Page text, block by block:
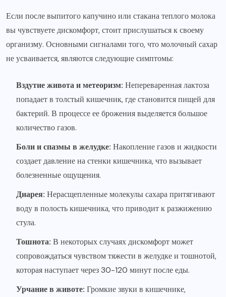
Если после выпитого капучино или стакана теплого молока
вы чувствуете дискомфорт, стоит прислушаться к своему
организму. Основными сигналами того, что молочный сахар
не усваивается, являются следующие симптомы:
Вздутие живота и метеоризм: Непереваренная лактоза
попадает в толстый кишечник, где становится пищей для
бактерий. В процессе ее брожения выделяется большое
количество газов.
Боли и спазмы в желудке: Накопление газов и жидкости
создает давление на стенки кишечника, что вызывает
болезненные ощущения.
Диарея: Нерасщепленные молекулы сахара притягивают
воду в полость кишечника, что приводит к разжижению
стула.
Тошнота: В некоторых случаях дискомфорт может
сопровождаться чувством тяжести в желудке и тошнотой,
которая наступает через 30-120 минут после еды.
Урчание в животе: Громкие звуки в кишечнике,